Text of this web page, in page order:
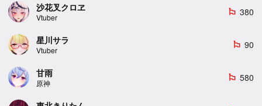
沙花叉クロヱ
Vtuber
emoji_flags 380
星川サラ
Vtuber
emoji_flags 90
甘雨
原神
emoji_flags 580